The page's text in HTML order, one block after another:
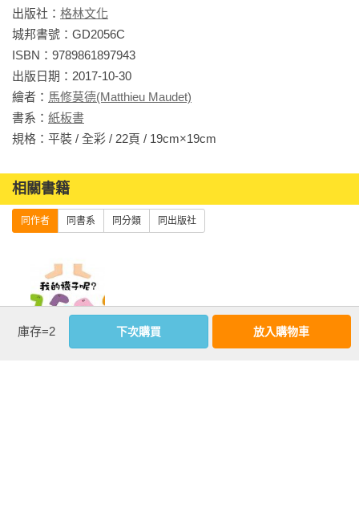
出版社： 格林文化
城邦書號：GD2056C
ISBN：9789861897943
出版日期：2017-10-30
繪者： 馬修莫德(Matthieu Maudet)
書系： 紙板書
規格：平裝 / 全彩 / 22頁 / 19cm×19cm
相關書籍
同作者 同書系 同分類 同出版社
庫存=2 下次購買 放入購物車